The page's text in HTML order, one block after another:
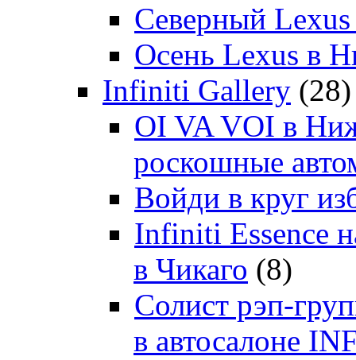
Северный Lexus
Осень Lexus в
Infiniti Gallery (28)
OI VA VOI в
роскошные
Войди в круг
Infiniti Essence
в Чикаго (8)
Солист рэп-
в автосалоне